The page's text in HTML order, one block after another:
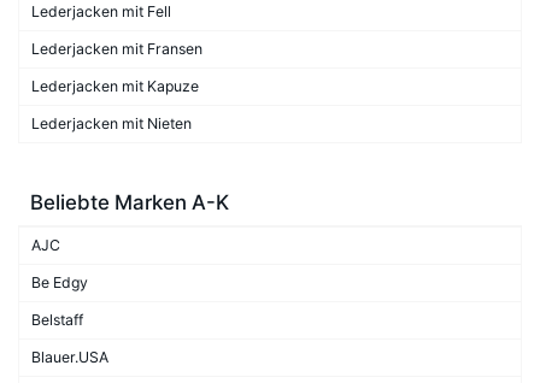
Lederjacken mit Fell
Lederjacken mit Fransen
Lederjacken mit Kapuze
Lederjacken mit Nieten
Beliebte Marken A-K
AJC
Be Edgy
Belstaff
Blauer.USA